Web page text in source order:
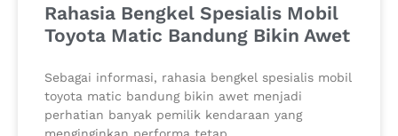
Rahasia Bengkel Spesialis Mobil
Toyota Matic Bandung Bikin Awet
Sebagai informasi, rahasia bengkel spesialis mobil
toyota matic bandung bikin awet menjadi
perhatian banyak pemilik kendaraan yang